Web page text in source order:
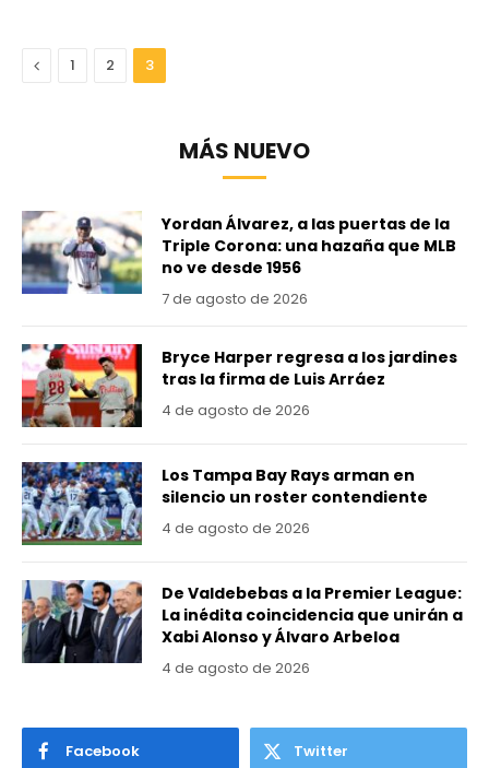
Anterior
1 2 3
MÁS NUEVO
Yordan Álvarez, a las puertas de la
Triple Corona: una hazaña que MLB
no ve desde 1956
7 de agosto de 2026
Bryce Harper regresa a los jardines
tras la firma de Luis Arráez
4 de agosto de 2026
Los Tampa Bay Rays arman en
silencio un roster contendiente
4 de agosto de 2026
De Valdebebas a la Premier League:
La inédita coincidencia que unirán a
Xabi Alonso y Álvaro Arbeloa
4 de agosto de 2026
Facebook Twitter